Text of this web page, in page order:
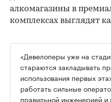
алкомагазины в
комплексах выглядят
«Девелоперы уже на
стараются закладывать
использования первых
работать сильные
правильной инженерией